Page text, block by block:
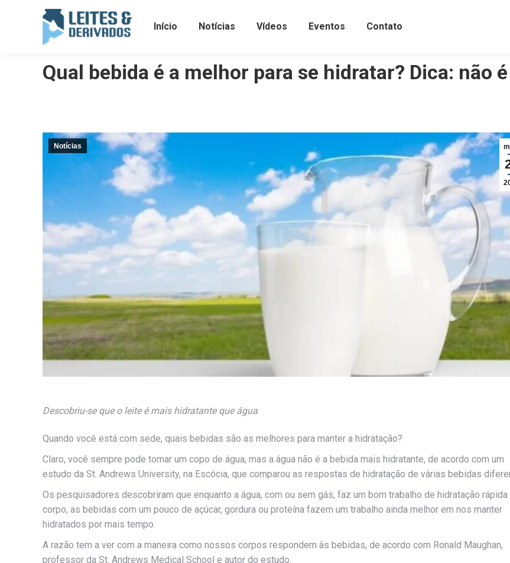
Início Notícias Vídeos Eventos Contato
Qual bebida é a melhor para se hidratar? Dica: não
Notícias
Descobriu-se que o leite é mais hidratante que água
Quando você está com sede, quais bebidas são as melhores para manter a hidratação?
Claro, você sempre pode tomar um copo de água, mas a água não é a bebida mais hidratante, de acordo com um
estudo da St. Andrews University, na Escócia, que comparou as respostas de hidratação de várias bebidas
Os pesquisadores descobriram que enquanto a água, com ou sem gás, faz um bom trabalho de hidratação rápida
corpo, as bebidas com um pouco de açúcar, gordura ou proteína fazem um trabalho ainda melhor em nos manter
hidratados por mais tempo.
A razão tem a ver com a maneira como nossos corpos respondem às bebidas, de acordo com Ronald Maughan,
professor da St. Andrews Medical School e autor do estudo.